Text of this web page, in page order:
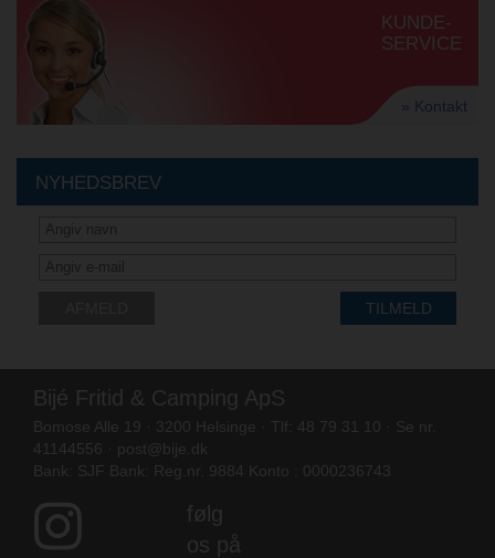
KUNDE-
SERVICE
» Kontakt
NYHEDSBREV
TILMELD
Bijé Fritid & Camping ApS
Bomose Alle 19 · 3200 Helsinge · Tlf: 48 79 31 10 · Se nr.
41144556 · post@bije.dk
Bank: SJF Bank: Reg.nr. 9884 Konto : 0000236743
følg
os på